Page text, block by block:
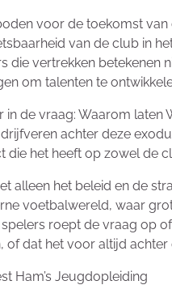
voor de toekomst
van de club in
die vertrekken betekenen
om talenten te
de vraag: Waarom
achter deze
die het heeft op zowel de
alleen het beleid en de
voetbalwereld, waar
roept de vraag op
of dat het voor altijd
Ham’s Jeugdopleiding